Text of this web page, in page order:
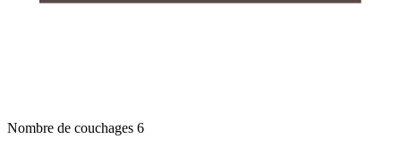
Nombre de couchages 6